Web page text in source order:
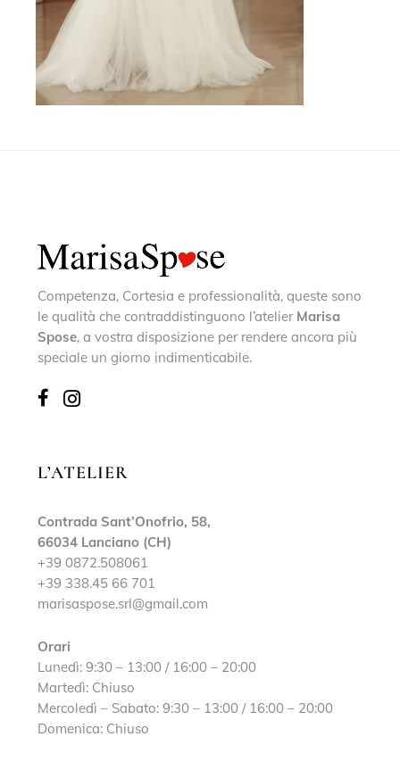
Competenza, Cortesia e professionalità, queste sono
le qualità che contraddistinguono l’atelier Marisa
Spose, a vostra disposizione per rendere ancora più
speciale un giorno indimenticabile.
L’ATELIER
Contrada Sant’Onofrio, 58,
66034 Lanciano (CH)
+39 0872.508061
+39 338.45 66 701
marisaspose.srl@gmail.com
Orari
Lunedì: 9:30 – 13:00 / 16:00 – 20:00
Martedì: Chiuso
Mercoledì – Sabato: 9:30 – 13:00 / 16:00 – 20:00
Domenica: Chiuso